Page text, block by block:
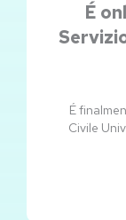
É
É
Civile